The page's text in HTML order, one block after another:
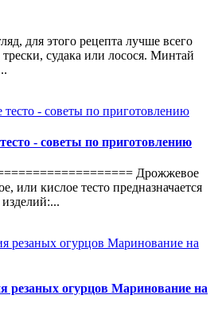
для этого рецепта лучше всего
судака или лосося. Минтай
- советы по приготовлению
Дрожжевое
или кислое тесто предназначается
резаных огурцов Маринование на